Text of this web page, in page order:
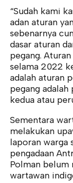
“Sudah kami
adan aturan
sebenarnya
dasar aturan
pegang.
selama 2022
adalah aturan
pegang
kedua atau
Sementara
melakukan
laporan warga
pengadaan
Polman belum
wartawan